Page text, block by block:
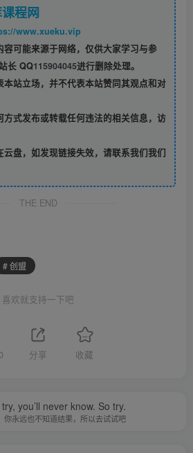
程网
www.xueku.vip
容可能来源于网络，仅供大家学习与参
长 QQ115904045进行删除处理。
本站立场，并不代表本站赞同其观点和对
方式发布或转载任何违法的相关信息，访
云盘，如发现链接失效，请联系我们我们
THE END
# 创盟
喜欢就支持一下吧
0 分享 收藏
you’ll never know. So try.
你永远也不知道结果，所以去试试吧